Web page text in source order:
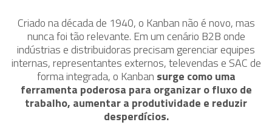
Criado na década de 1940, o Kanban não é novo, mas
nunca foi tão relevante. Em um cenário B2B onde
indústrias e distribuidoras precisam gerenciar equipes
internas, representantes externos, televendas e SAC de
forma integrada, o Kanban surge como uma
ferramenta poderosa para organizar o fluxo de
trabalho, aumentar a produtividade e reduzir
desperdícios.